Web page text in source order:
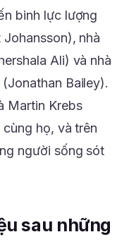
binh lực lượng
nhà
Ali) và nhà
Bailey).
Martin Krebs
họ, và trên
người sống sót
sau những